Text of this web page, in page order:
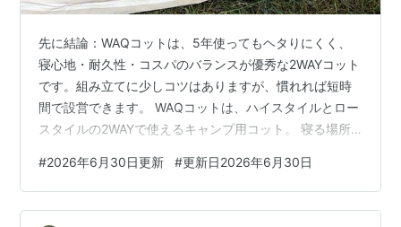
先に結論：WAQコットは、5年使ってもヘタりにくく、
寝心地・耐久性・コスパのバランスが優秀な2WAYコット
です。組み立てに少しコツはありますが、慣れれば短時
間で設営できます。 WAQコットは、ハイスタイルとロー
スタイルの2WAYで使えるキャンプ用コット。 寝る場所
ます。 耐荷重150kg、600Dシート、A7075超々ジュラ
ルミンフレームを採用しており、軽さ・安定感・寝心地
のバランスに優れています。 キャンプで快適に就寝する
#2026年6月30日更新 #更新日2026年6月30日